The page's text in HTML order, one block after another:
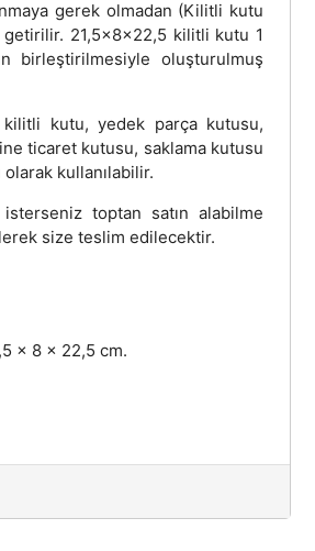
gerek olmadan (Kilitli kutu
getirilir. 21,5x8x22,5 kilitli kutu 1
birleştirilmesiyle oluşturulmuş
kutu, yedek parça kutusu,
ticaret kutusu, saklama kutusu
kullanılabilir.
toptan satın alabilme
size teslim edilecektir.
x 8 x 22,5 cm.